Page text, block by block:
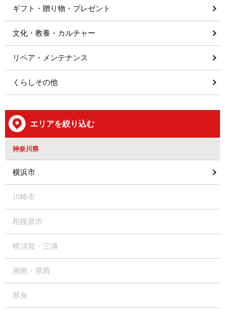
ギフト・贈り物・プレゼント
文化・教養・カルチャー
リペア・メンテナンス
くらしその他
エリアを絞り込む
神奈川県
横浜市
川崎市
相模原市
横須賀・三浦
湘南・県西
県央